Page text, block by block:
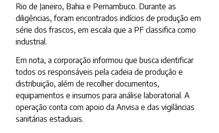
Rio de Janeiro, Bahia e Pernambuco. Durante as
diligências, foram encontrados indícios de produção em
série dos frascos, em escala que a PF classifica como
industrial.
Em nota, a corporação informou que busca identificar
todos os responsáveis pela cadeia de produção e
distribuição, além de recolher documentos,
equipamentos e insumos para análise laboratorial. A
operação conta com apoio da Anvisa e das vigilâncias
sanitárias estaduais.